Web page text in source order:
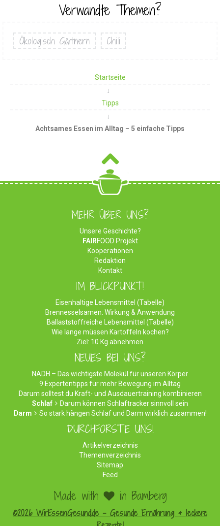
Verwandte Themen?
Ökologisch Gärtnern Chili
Startseite
Tipps
Achtsames Essen im Alltag – 5 einfache Tipps
MEHR ÜBER UNS?
Unsere Geschichte?
FAIRFOOD Projekt
Kooperationen
Redaktion
Kontakt
IM BLICKPUNKT!
Eisenhaltige Lebensmittel (Tabelle)
Brennesselsamen: Wirkung & Anwendung
Ballaststoffreiche Lebensmittel (Tabelle)
Wie lange müssen Kartoffeln kochen?
Ziel: 10 Kg abnehmen
NEUES BEI UNS?
NADH – Das wichtigste Molekül für unseren Körper
9 Expertentipps für mehr Bewegung im Alltag
Darum solltest du Kraft- und Ausdauertraining kombinieren
Schlaf
Darum können Schlaftracker sinnvoll sein
Darm
So stark hängen Schlaf und Darm wirklich zusammen!
DURCHFORSTE UNS!
Artikelverzeichnis
Themenverzeichnis
Sitemap
Feed
Made with in Bamberg
©2026 WirEssenGesund.de - Gesunde Ernährung & leckere